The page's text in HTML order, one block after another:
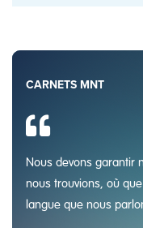
CARNETS MNT
Nous devons garantir
nous trouvions, où
langue que nous